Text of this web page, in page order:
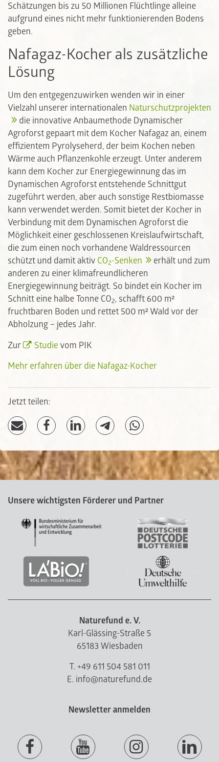
Schätzungen bis zu 50 Millionen Flüchtlinge alleine
aufgrund eines nicht mehr funktionierenden Bodens
geben.
Nafagaz-Kocher als zusätzliche
Lösung
Um den entgegenzuwirken wenden wir in einer
Vielzahl unserer internationalen Naturschutzprojekten
die innovative Anbaumethode Dynamischer
Agroforst gepaart mit dem Kocher Nafagaz an, einem
effizientem Pyrolyseherd, der beim Kochen neben
Wärme auch Pflanzenkohle erzeugt. Unter anderem
kann dem Kocher zur Energiegewinnung das im
Dynamischen Agroforst entstehende Schnittgut
zugeführt werden, aber auch sonstige Restbiomasse
kann verwendet werden. Somit bietet der Kocher in
Verbindung mit dem Dynamischen Agroforst die
Möglichkeit einer geschlossenen Kreislaufwirtschaft,
die zum einen noch vorhandene Waldressourcen
schützt und damit aktiv CO2-Senken
erhält und zum
anderen zu einer klimafreundlicheren
Energiegewinnung beiträgt. So bindet ein Kocher im
Schnitt eine halbe Tonne CO2, schafft 600 m²
fruchtbaren Boden und rettet 500 m² Wald vor der
Abholzung – jedes Jahr.
Zur Studie vom PIK
Mehr erfahren über die Nafagaz-Kocher
Jetzt teilen:
Unsere wichtigsten Förderer und Partner
Naturefund e. V.
Karl-Glässing-Straße 5
65183 Wiesbaden
T. +49 611 504 581 011
E. info@naturefund.de
Newsletter anmelden